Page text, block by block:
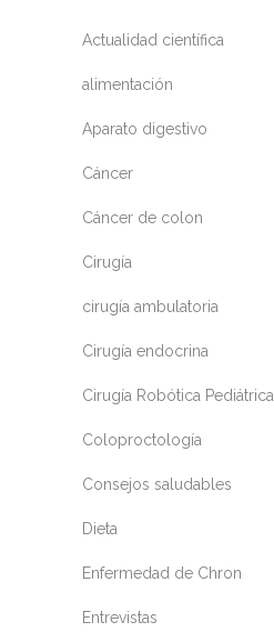
Actualidad científica
alimentación
Aparato digestivo
Cáncer
Cáncer de colon
Cirugía
cirugía ambulatoria
Cirugía endocrina
Cirugía Robótica Pediátrica
Coloproctología
Consejos saludables
Dieta
Enfermedad de Chron
Entrevistas